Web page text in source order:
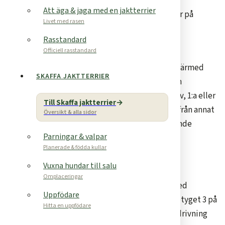
Att äga & jaga med en jaktterrier
Livet med rasen
Rasstandard
Officiell rasstandard
SKAFFA JAKTTERRIER
Till Skaffa jaktterrier
Översikt & alla sidor
Parningar & valpar
Planerade & födda kullar
Vuxna hundar till salu
Omplaceringar
Uppfödare
Hitta en uppfödare
Grytjaktprov eller vildsvinsprov, i hägn eller på
Officiell utställning
För att valpkull ska kunna rekommenderas och därmed
förmedlas av TJTK måste avelsdjuren ha minst en
grytmerit, som grytmerit räknas godkänt GA-prov, 1:a eller
2:a pris på grytjaktprov eller motsvarande merit från annat
land. Dessutom måste avelsdjuren uppfylla följande
grundkrav:
Grundkrav
för tysk jaktterrier med
omdömet ”Utmärkt” eller ”Mycket Bra” samt betyget 3 på
vatten, Skall på löpa (fältprov) respektive Skalldrivning